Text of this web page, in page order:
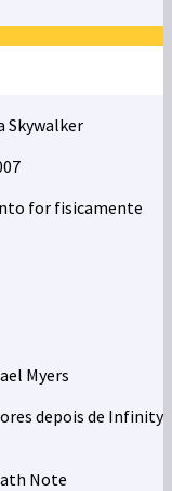
Skywalker
for fisicamente
Myers
depois de Infinity
Note